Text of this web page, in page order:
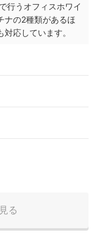
行うオフィスホワイ
ナの2種類があるほ
応しています。
る